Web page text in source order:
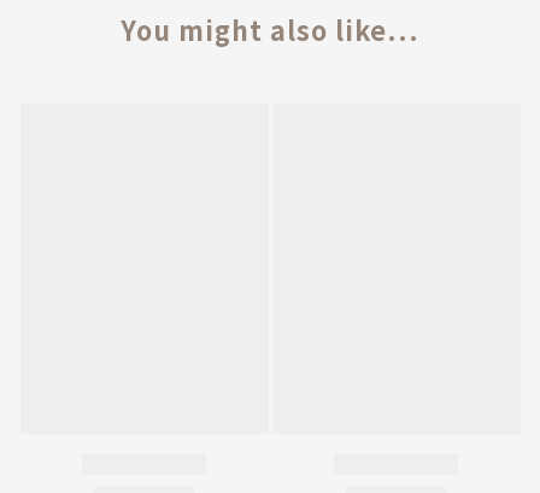
You might also like...